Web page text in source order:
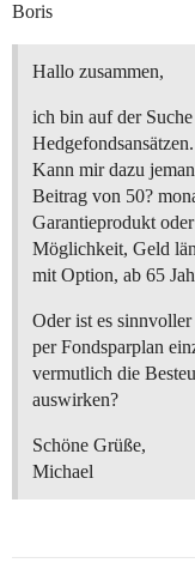
Boris
Hallo zusammen,
ich bin auf der
Hedgefondsansätzen.
Kann mir dazu
Beitrag von 50?
Garantieprodukt
Möglichkeit, Geld
mit Option, ab 65
Oder ist es
per Fondsparplan
vermutlich die
auswirken?
Schöne Grüße,
Michael